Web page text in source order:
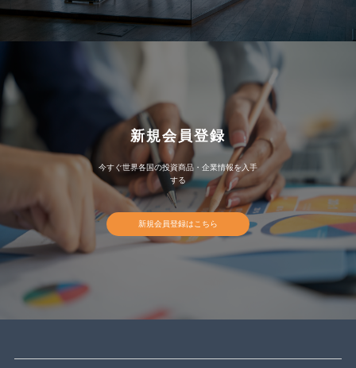
新規会員登録
今すぐ世界各国の投資商品・企業情報を入手
する
新規会員登録はこちら